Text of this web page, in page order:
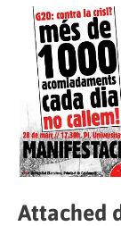
Attached